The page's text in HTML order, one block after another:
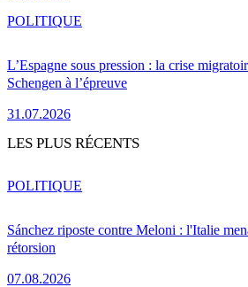
L’Espagne sous pression : la crise
Schengen à l’épreuve
31.07.2026
POLITIQUE
LES PLUS RÉCENTS
Sánchez riposte contre Meloni : l'Italie
rétorsion
07.08.2026
POLITIQUE